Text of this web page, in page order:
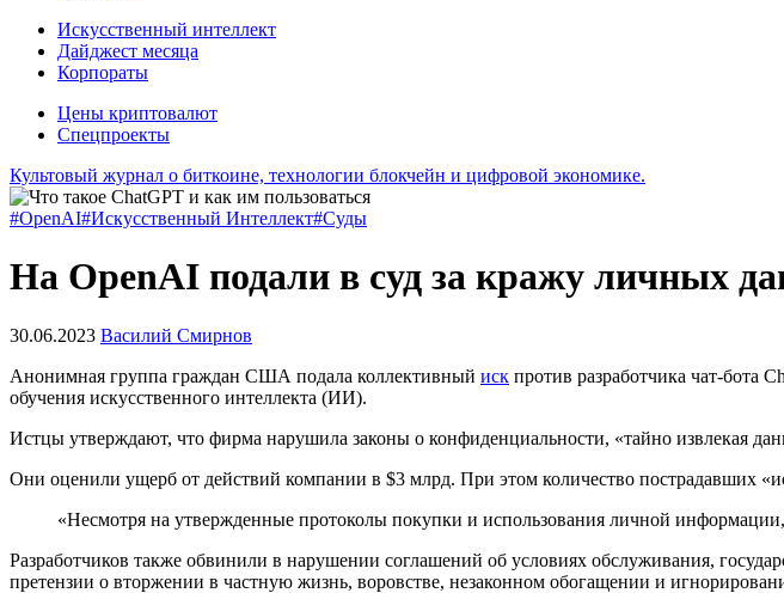
Искусственный интеллект
Дайджест месяца
Корпораты
Цены криптовалют
Спецпроекты
Культовый журнал о биткоине, технологии блокчейн и цифровой экономике.
#OpenAI#Искусственный Интеллект#Суды
На OpenAI подали в суд за кражу личных
30.06.2023 Василий Смирнов
Анонимная группа граждан США подала коллективный иск против разработчика чат-бота
обучения искусственного интеллекта (ИИ).
Истцы утверждают, что фирма нарушила законы о конфиденциальности, «тайно извлекая
Они оценили ущерб от действий компании в $3 млрд. При этом количество пострадавших
«Несмотря на утвержденные протоколы покупки и использования личной
Разработчиков также обвинили в нарушении соглашений об условиях обслуживания,
претензии о вторжении в частную жизнь, воровстве, незаконном обогащении и